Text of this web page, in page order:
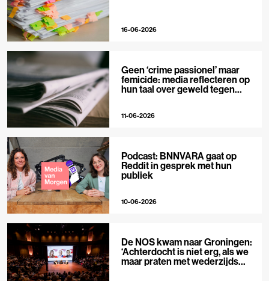
16-06-2026
Geen ‘crime passionel’ maar
femicide: media reflecteren op
hun taal over geweld tegen
11-06-2026
Podcast: BNNVARA gaat op
Reddit in gesprek met hun
publiek
10-06-2026
De NOS kwam naar Groningen:
‘Achterdocht is niet erg, als we
maar praten met wederzijds